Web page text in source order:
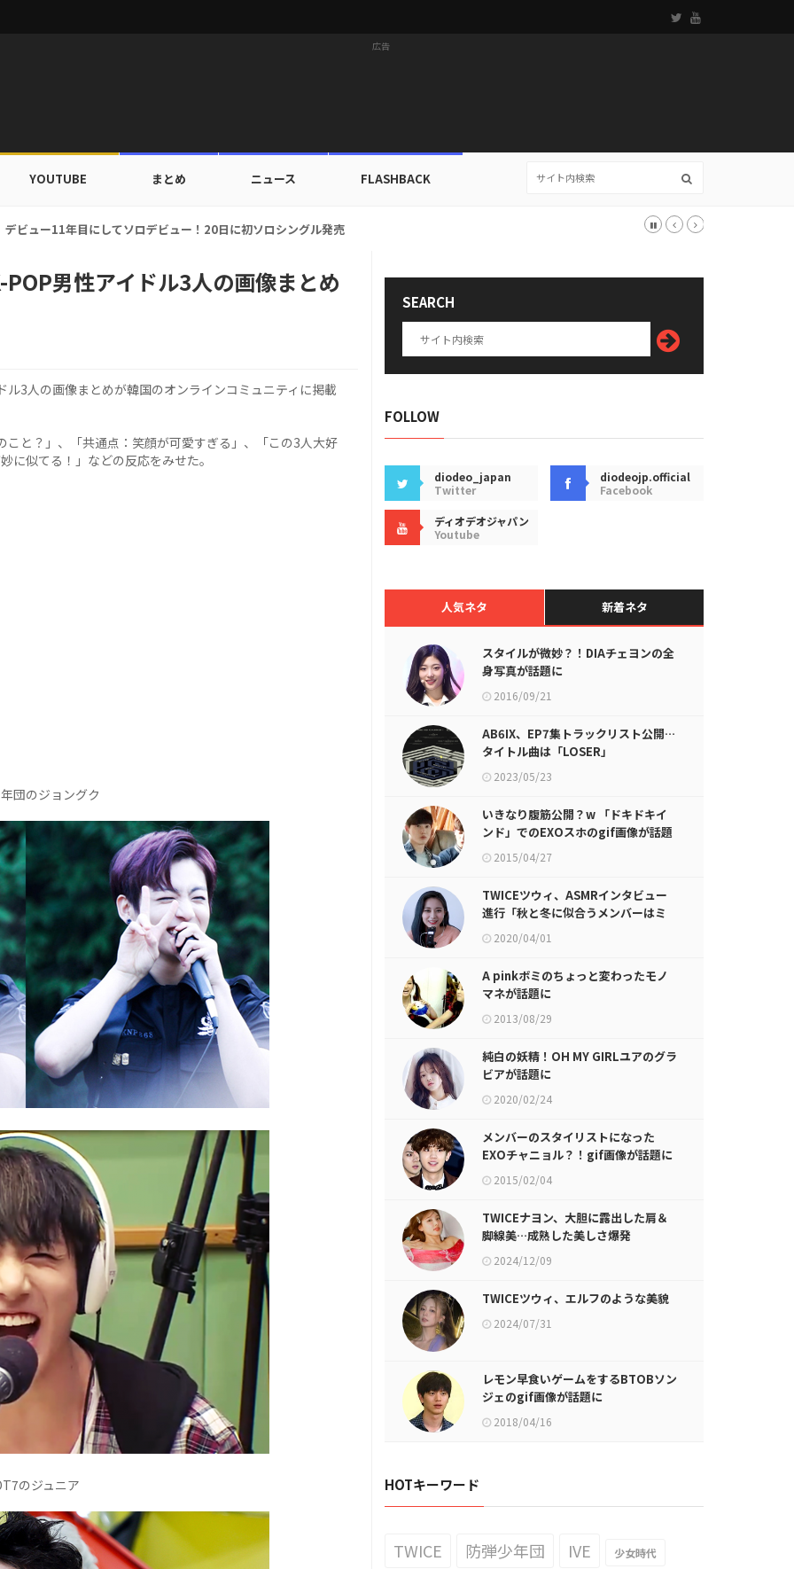
広告
YOUTUBE まとめ ニュース FLASHBACK
ップ出入証を公開…証明写真でも完璧なビジュアル！
男性アイドル3人の画像まとめ
3人の画像まとめが韓国のオンラインコミュニティに掲載
と？」、「共通点：笑顔が可愛すぎる」、「この3人大好
に似てる！」などの反応をみせた。
団のジョングク
のジュニア
SEARCH
FOLLOW
diodeo_japan
Twitter
diodeojp.official
Facebook
ディオデオジャパン
Youtube
人気ネタ 新着ネタ
スタイルが微妙？！DIAチェヨンの全
身写真が話題に
2016/09/21
AB6IX、EP7集トラックリスト公開…
タイトル曲は「LOSER」
2023/05/23
いきなり腹筋公開？w 「ドキドキイ
ンド」でのEXOスホのgif画像が話題
に 2015/04/27
TWICEツウィ、ASMRインタビュー
進行「秋と冬に似合うメンバーはミ
ナ」2020/04/01
A pinkボミのちょっと変わったモノ
マネが話題に
2013/08/29
純白の妖精！OH MY GIRLユアのグラ
ビアが話題に
2020/02/24
メンバーのスタイリストになった
EXOチャニョル？！gif画像が話題に
2015/02/04
TWICEナヨン、大胆に露出した肩＆
脚線美…成熟した美しさ爆発
2024/12/09
TWICEツウィ、エルフのような美貌
2024/07/31
レモン早食いゲームをするBTOBソン
ジェのgif画像が話題に
2018/04/16
HOTキーワード
TWICE 防弾少年団 IVE 少女時代